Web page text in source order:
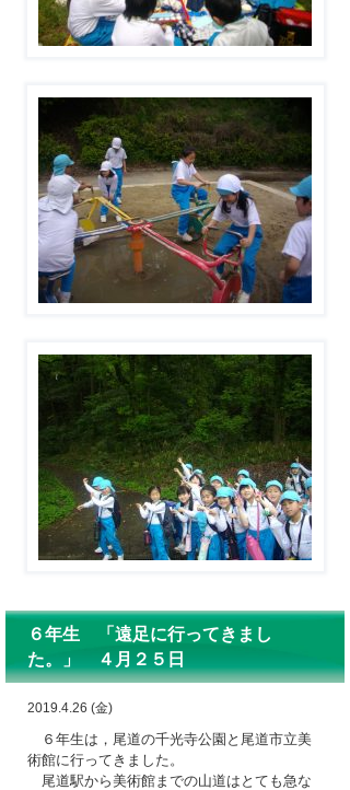
６年生 「遠足に行ってきまし
た。」 ４月２５日
2019.4.26 (金)
６年生は，尾道の千光寺公園と尾道市立美
術館に行ってきました。
尾道駅から美術館までの山道はとても急な